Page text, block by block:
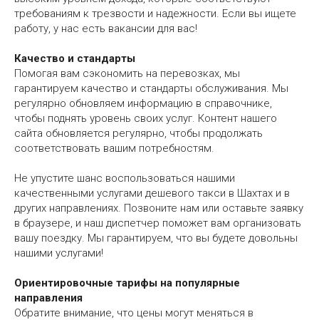
требованиям к трезвости и надежности. Если вы ищете
работу, у нас есть вакансии для вас!
Качество и стандарты
Помогая вам сэкономить на перевозках, мы
гарантируем качество и стандарты обслуживания. Мы
регулярно обновляем информацию в справочнике,
чтобы поднять уровень своих услуг. Контент нашего
сайта обновляется регулярно, чтобы продолжать
соответствовать вашим потребностям.
Не упустите шанс воспользоваться нашими
качественными услугами дешевого такси в Шахтах и в
других направлениях. Позвоните нам или оставьте заявку
в браузере, и наш диспетчер поможет вам организовать
вашу поездку. Мы гарантируем, что вы будете довольны
нашими услугами!
Ориентировочные тарифы на популярные
направления
Обратите внимание, что цены могут меняться в